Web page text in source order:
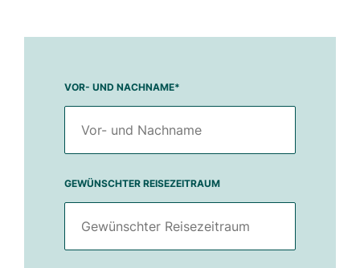
VOR- UND NACHNAME*
GEWÜNSCHTER REISEZEITRAUM